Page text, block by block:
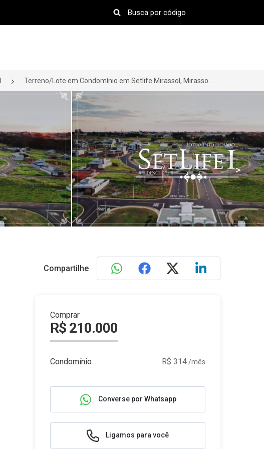
>
Compartilhe
Comprar
R$ 210.000
Condomínio R$ 314/mês
Converse por Whatsapp
Ligamos para você